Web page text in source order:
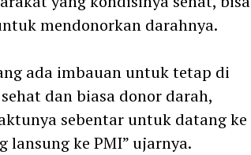
mendonorkan darahnya.
ada imbauan untuk tetap di
dan biasa donor darah,
sebentar untuk datang ke
lansung ke PMI” ujarnya.